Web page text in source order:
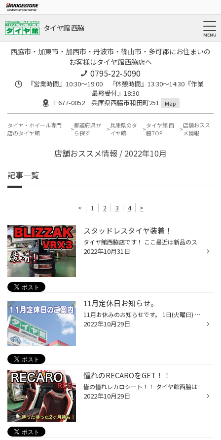
タイヤ館 西脇
西脇市・加東市・加西市・丹波市・篠山市・多可郡にお住まいの
お客様はタイヤ館西脇店へ
0795-22-5090
『営業時間』10:30～19:00 『休憩時間』13:30～14:30『作業
最終受付』18:30
〒677-0052 兵庫県西脇市和田町251
Map
タイヤ・ホイール専門
店のタイヤ館
都道府県か
ら探す
兵庫県のタ
イヤ館
タイヤ館 西
脇TOP
店舗おスス
メ情報
店舗おススメ情報 / 2022年10月
記事一覧
< 1 2 3 4 >
スタッドレスタイヤ装着！
タイヤ館西脇店です！ ここ最近は新品のスタッドレスタイヤをご購入後 お取り付けさせて頂く事も増えましたね！ 私は今日履き替えました・・・ 新品の場合は慣らし走行もオススメしており 普段あまり車に乗らない方など 早期取り付けはメリットが御座いますよ！ 家族や大切な方を乗せるミニバンなど...
2022年10月31日
11月定休日お知らせ。
11月お休みのお知らせです。 1日(火曜日) 8日(火曜日) 15日(火曜日) 22日(火曜日) 29日(火曜日) 以上5日間となります。 ご来店の際にはご確認宜しくお願い致します。
2022年10月29日
憧れのRECAROをGET！！
皆の憧れレカロシート！！ タイヤ館西脇はシート取扱店ですので作業もばっちりお任せくださいね！ RCSの取り付けです！ 納期が商品によりまばらですのでお早めにご依頼くださいね！ ↓えっ・・・ かこよすぎません？？ 乗り心地良いんです！クッションもめちゃ気持ちいいし さすがレカロでシートポジ...
2022年10月29日